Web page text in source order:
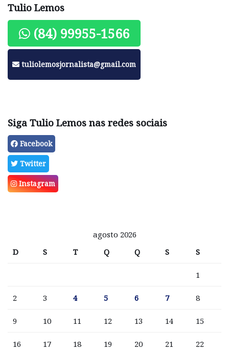
Tulio Lemos
(84) 99955-1566
tuliolemosjornalista@gmail.com
Siga Tulio Lemos nas redes sociais
Facebook
Twitter
Instagram
agosto 2026
D
S T Q Q S S
1
2 3 4 5 6 7 8
9 10 11 12 13 14 15
16 17 18 19 20 21 22